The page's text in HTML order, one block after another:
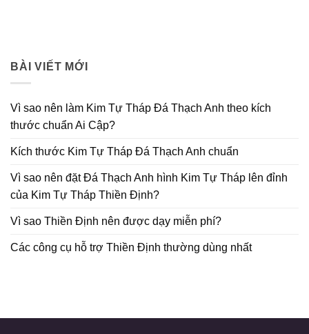
BÀI VIẾT MỚI
Vì sao nên làm Kim Tự Tháp Đá Thạch Anh theo kích
thước chuẩn Ai Cập?
Kích thước Kim Tự Tháp Đá Thạch Anh chuẩn
Vì sao nên đặt Đá Thạch Anh hình Kim Tự Tháp lên đỉnh
của Kim Tự Tháp Thiền Định?
Vì sao Thiền Định nên được dạy miễn phí?
Các công cụ hỗ trợ Thiền Định thường dùng nhất